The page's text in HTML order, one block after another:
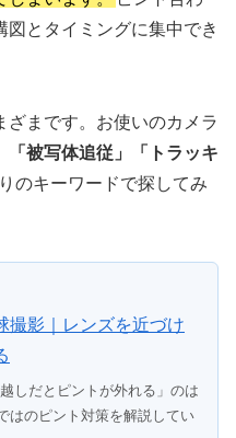
とタイミングに集中でき
ざまです。お使いのカメラ
「被写体追従」「トラッキ
のキーワードで探してみ
撮影｜レンズを近づけ
しだとピントが外れる」のは
はのピント対策を解説してい